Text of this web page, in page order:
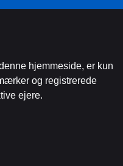
hjemmeside, er kun
og registrerede
ejere.